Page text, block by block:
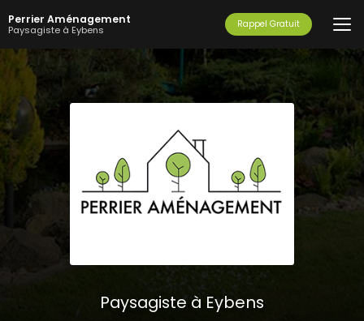
au
contenu
principal
Perrier Aménagement
Paysagiste à Eybens Rappel Gratuit
Paysagiste à Eybens